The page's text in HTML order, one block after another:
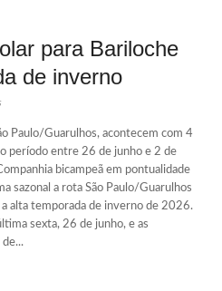
para Bariloche
de inverno
Paulo/Guarulhos, acontecem com 4
período entre 26 de junho e 2 de
bicampeã em pontualidade
sazonal a rota São Paulo/Guarulhos
a alta temporada de inverno de 2026.
sexta, 26 de junho, e as